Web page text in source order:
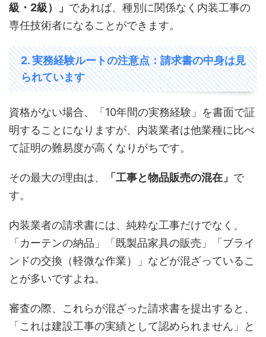
級・2級）」 であれば、種別に関係なく内装工事の
専任技術者になることができます。
2. 実務経験ルートの注意点：請求書の中身は見
られています
資格がない場合、「10年間の実務経験」を書面で証
明することになりますが、内装業者は他業種に比べ
て証明の難易度が高くなりがちです。
その最大の理由は、 「工事と物品販売の混在」 で
す。
内装業者の請求書には、純粋な工事だけでなく、
「カーテンの納品」「既製品家具の販売」「ブライ
ンドの交換（軽微な作業）」などが混ざっているこ
とが多いですよね。
審査の際、これらが混ざった請求書を提出すると、
「これは建設工事の実績として認められません」と